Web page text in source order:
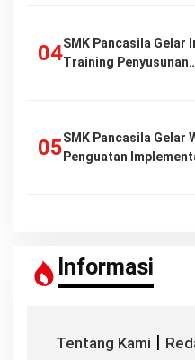
SMK Pancasila Gelar
Training
SMK Pancasila Gelar
Penguatan
Informasi
Tentang Kami |